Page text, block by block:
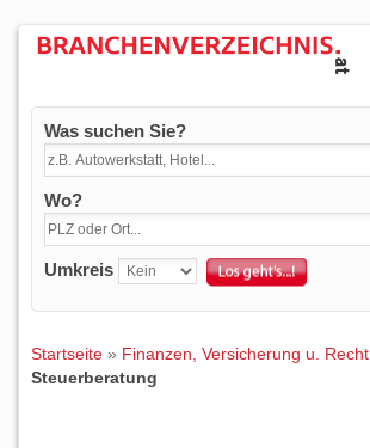
Was suchen Sie?
Wo?
Umkreis
Startseite » Finanzen, Versicherung u. Recht
Steuerberatung